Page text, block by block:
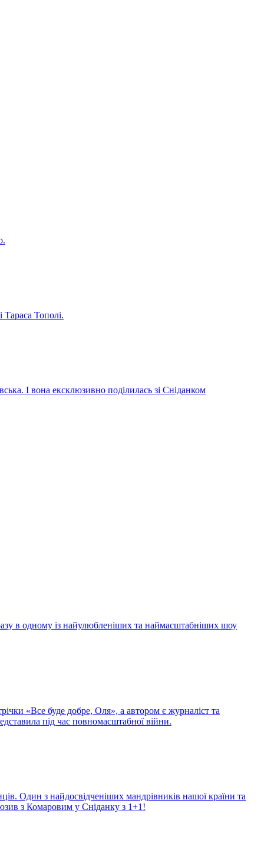
Тараса Тополі.
І вона ексклюзивно поділилась зі Сніданком
в одному із найулюбленіших та наймасштабніших шоу
«Все буде добре, Оля», а автором є журналіст та
під час повномасштабної війни.
Один з найдосвідченіших мандрівників нашої країни та
з Комаровим у Сніданку з 1+1!